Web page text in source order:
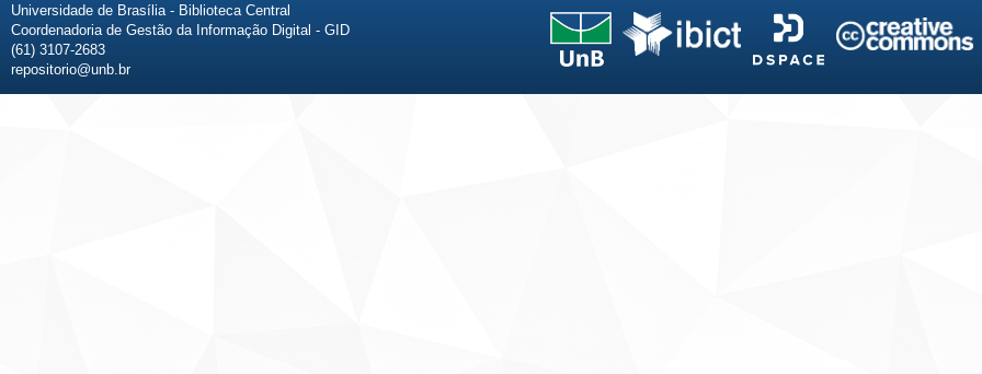
Universidade de Brasília - Biblioteca Central
Coordenadoria de Gestão da Informação Digital - GID
(61) 3107-2683
repositorio@unb.br